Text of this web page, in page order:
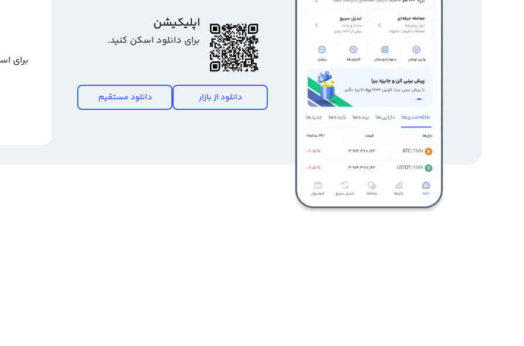
اپلیکیشن
برای دانلود اسکن کنید.
دانلود از بازار دانلود مستقیم
برای